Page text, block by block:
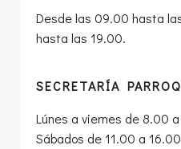
Desde las 09.00 hasta
hasta las 19.00.
SECRETARÍA
Lúnes a viernes de 8.00
Sábados de 11.00 a 16.00